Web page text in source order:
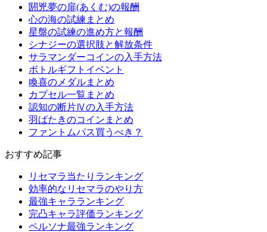
閼兇夢の扉(あくむ)の報酬
心の海の試練まとめ
星盤の試練の進め方と報酬
シナジーの選択肢と解放条件
サラマンダーコインの入手方法
ボトルギフトイベント
喚喜のメダルまとめ
カプセル一覧まとめ
認知の断片Ⅳの入手方法
羽ばたきのコインまとめ
ファントムパス買うべき？
おすすめ記事
リセマラ当たりランキング
効率的なリセマラのやり方
最強キャラランキング
完凸キャラ評価ランキング
ペルソナ最強ランキング